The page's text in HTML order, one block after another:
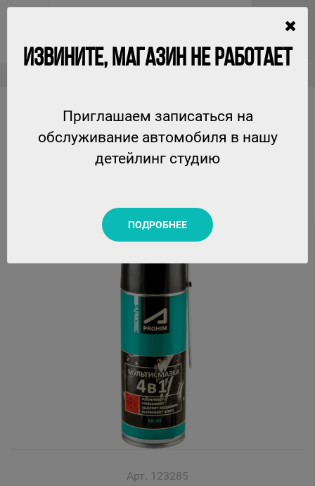
АНТИКОРРОЗИЙНАЯ ПРОНИКАЮЩАЯ
МУЛЬТИСМАЗКА 4 В 1 200МЛ, SUPROTEC
Арт. 123285
ИЗВИНИТЕ, МАГАЗИН НЕ РАБОТАЕТ
Приглашаем записаться на
обслуживание автомобиля в нашу
детейлинг студию
ПОДРОБНЕЕ